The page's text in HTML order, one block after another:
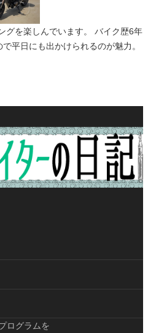
グを楽しんでいます。 バイク歴6年
平日にも出かけられるのが魅力。
ログラムを